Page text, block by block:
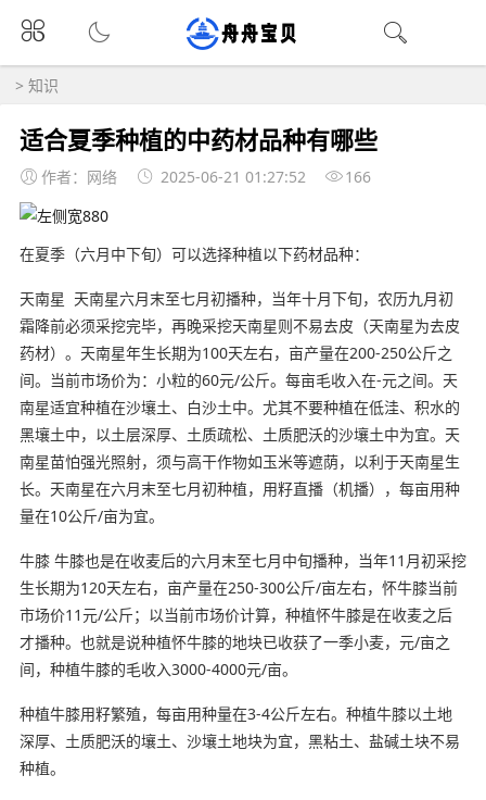
> 知识
适合夏季种植的中药材品种有哪些
作者：网络 2025-06-21 01:27:52 166
在夏季（六月中下旬）可以选择种植以下药材品种：
天南星 天南星六月末至七月初播种，当年十月下旬，农历九月初
霜降前必须采挖完毕，再晚采挖天南星则不易去皮（天南星为去皮
药材）。天南星年生长期为100天左右，亩产量在200-250公斤之
间。当前市场价为：小粒的60元/公斤。每亩毛收入在-元之间。天
南星适宜种植在沙壤土、白沙土中。尤其不要种植在低洼、积水的
黑壤土中，以土层深厚、土质疏松、土质肥沃的沙壤土中为宜。天
南星苗怕强光照射，须与高干作物如玉米等遮荫，以利于天南星生
长。天南星在六月末至七月初种植，用籽直播（机播），每亩用种
量在10公斤/亩为宜。
牛膝 牛膝也是在收麦后的六月末至七月中旬播种，当年11月初采挖
生长期为120天左右，亩产量在250-300公斤/亩左右，怀牛膝当前
市场价11元/公斤；以当前市场价计算，种植怀牛膝是在收麦之后
才播种。也就是说种植怀牛膝的地块已收获了一季小麦，元/亩之
间，种植牛膝的毛收入3000-4000元/亩。
种植牛膝用籽繁殖，每亩用种量在3-4公斤左右。种植牛膝以土地
深厚、土质肥沃的壤土、沙壤土地块为宜，黑粘土、盐碱土块不易
种植。